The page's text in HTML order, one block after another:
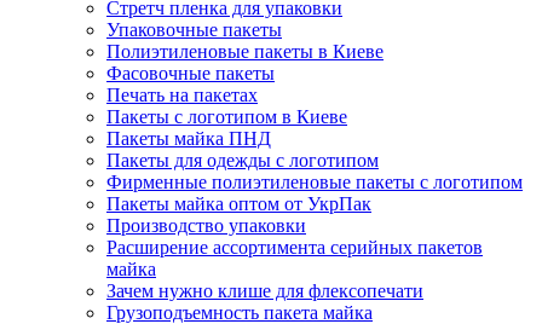
Стретч пленка для упаковки
Упаковочные пакеты
Полиэтиленовые пакеты в Киеве
Фасовочные пакеты
Печать на пакетах
Пакеты с логотипом в Киеве
Пакеты майка ПНД
Пакеты для одежды с логотипом
Фирменные полиэтиленовые пакеты с логотипом
Пакеты майка оптом от УкрПак
Производство упаковки
Расширение ассортимента серийных пакетов
майка
Зачем нужно клише для флексопечати
Грузоподъемность пакета майка